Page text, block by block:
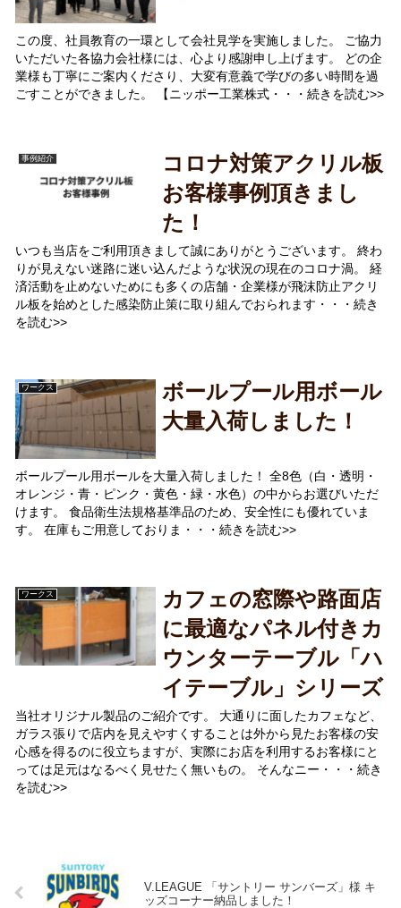
この度、社員教育の一環として会社見学を実施しました。 ご協力
いただいた各協力会社様には、心より感謝申し上げます。 どの企
業様も丁寧にご案内くださり、大変有意義で学びの多い時間を過
ごすことができました。 【ニッポー工業株式・・・続きを読む>>
事例紹介
コロナ対策アクリル板
お客様事例頂きまし
た！
いつも当店をご利用頂きまして誠にありがとうございます。 終わ
りが見えない迷路に迷い込んだような状況の現在のコロナ渦。 経
済活動を止めないためにも多くの店舗・企業様が飛沫防止アクリ
ル板を始めとした感染防止策に取り組んでおられます・・・続き
を読む>>
ワークス
ボールプール用ボール
大量入荷しました！
ボールプール用ボールを大量入荷しました！ 全8色（白・透明・
オレンジ・青・ピンク・黄色・緑・水色）の中からお選びいただ
けます。 食品衛生法規格基準品のため、安全性にも優れていま
す。 在庫もご用意しておりま・・・続きを読む>>
ワークス
カフェの窓際や路面店
に最適なパネル付きカ
ウンターテーブル「ハ
イテーブル」シリーズ
当社オリジナル製品のご紹介です。 大通りに面したカフェなど、
ガラス張りで店内を見えやすくすることは外から見たお客様の安
心感を得るのに役立ちますが、実際にお店を利用するお客様にと
っては足元はなるべく見せたく無いもの。 そんなニー・・・続き
を読む>>
V.LEAGUE 「サントリー サンバーズ」様 キ
ッズコーナー納品しました！